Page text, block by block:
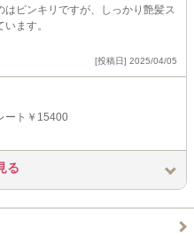
ピンキリですが、しっかり艶髪ス
ます。
[投稿日] 2025/04/05
ート￥15400
る